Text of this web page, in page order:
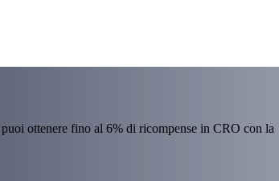
ottenere fino al 6% di ricompense in CRO con la